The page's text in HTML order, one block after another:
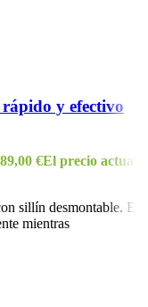
y efectivo
€El precio actual
sillín desmontable. Es
mientras